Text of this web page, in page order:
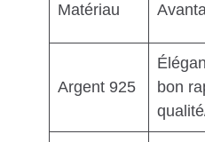
Matériau
Argent 925
bon